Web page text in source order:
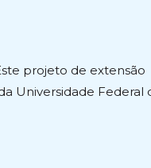
projeto de extensão
Universidade Federal